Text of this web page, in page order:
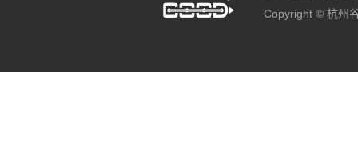
Copyright © 杭州